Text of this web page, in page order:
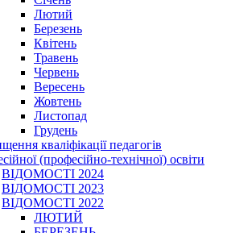
Лютий
Березень
Квітень
Травень
Червень
Вересень
Жовтень
Листопад
Грудень
кваліфікації педагогів
(професійно-технічної) освіти
ВІДОМОСТІ 2024
ВІДОМОСТІ 2023
ВІДОМОСТІ 2022
ЛЮТИЙ